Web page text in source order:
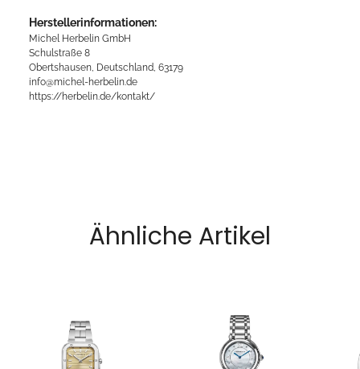
Herstellerinformationen:
Michel Herbelin GmbH
Schulstraße 8
Obertshausen, Deutschland, 63179
info@michel-herbelin.de
https://herbelin.de/kontakt/
Ähnliche Artikel